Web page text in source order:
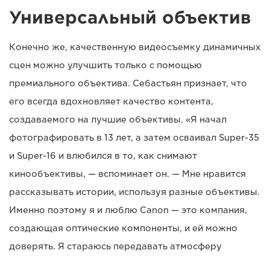
Универсальный объектив
Конечно же, качественную видеосъемку динамичных
сцен можно улучшить только с помощью
премиального объектива. Себастьян признает, что
его всегда вдохновляет качество контента,
создаваемого на лучшие объективы. «Я начал
фотографировать в 13 лет, а затем осваивал Super-35
и Super-16 и влюбился в то, как снимают
кинообъективы, — вспоминает он. — Мне нравится
рассказывать истории, используя разные объективы.
Именно поэтому я и люблю Canon — это компания,
создающая оптические компоненты, и ей можно
доверять. Я стараюсь передавать атмосферу